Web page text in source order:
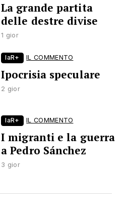
La grande partita
delle destre divise
1 gior
laR+ IL COMMENTO
Ipocrisia speculare
2 gior
laR+ IL COMMENTO
I migranti e la guerra
a Pedro Sánchez
3 gior